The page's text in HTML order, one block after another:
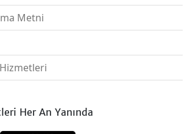
Metni
Her An Yanında